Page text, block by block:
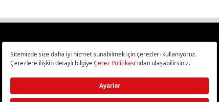
Türkiye
Bilişim ve Teknoloji Haberleri CHIP Online’da!